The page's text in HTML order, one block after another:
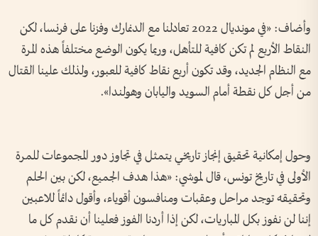
وأضاف: «في مونديال 2022 تعادلنا مع الدنمارك وفزنا على فرنسا، لكن
النقاط الأربع لم تكن كافية للتأهل، وربما يكون الوضع مختلفاً هذه المرة
مع النظام الجديد، وقد تكون أربع نقاط كافية للعبور، ولذلك علينا القتال
من أجل كل نقطة أمام السويد واليابان وهولندا».
وحول إمكانية تحقيق إنجاز تاريخي يتمثل في تجاوز دور المجموعات للمرة
الأولى في تاريخ تونس، قال لموشي: «هذا هدف الجميع، لكن بين الحلم
وتحقيقه توجد مراحل وعقبات ومنافسون أقوياء، وأقول دائماً للاعبين
إننا لن نفوز بكل المباريات، لكن إذا أردنا الفوز فعلينا أن نقدم كل ما